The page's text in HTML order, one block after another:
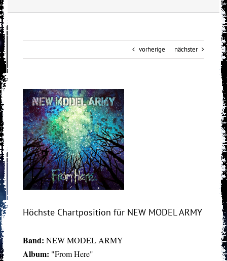
vorherige nächster
View
Larger
Image
Höchste Chartposition für NEW MODEL ARMY
Band: NEW MODEL ARMY
Album: "From Here"